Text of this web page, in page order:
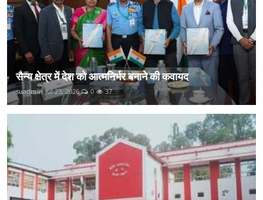
सैन्य क्षेत्र में देश को आत्मनिर्भर बनाने की कवायद
suadmin Jul 23, 2026 0 37